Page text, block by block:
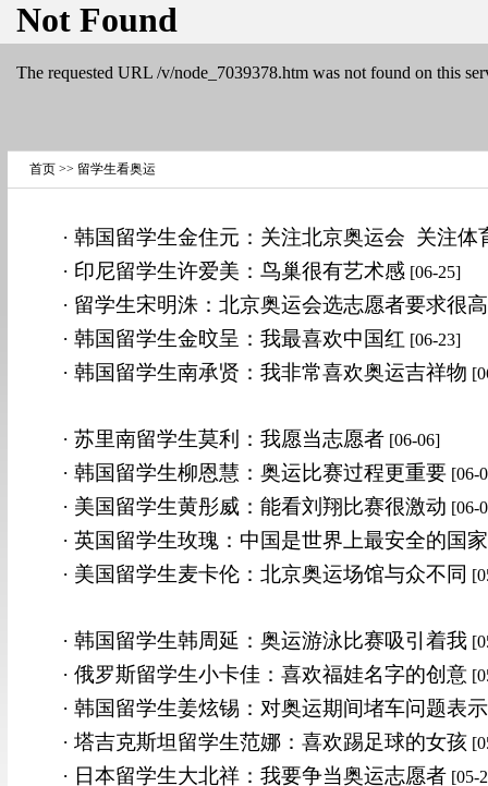
首页 >> 留学生看奥运
· 韩国留学生金住元：关注北京奥运会 关注体
· 印尼留学生许爱美：鸟巢很有艺术感 [06-25]
· 留学生宋明洙：北京奥运会选志愿者要求很高
· 韩国留学生金旼呈：我最喜欢中国红 [06-23]
· 韩国留学生南承贤：我非常喜欢奥运吉祥物
· 苏里南留学生莫利：我愿当志愿者 [06-06]
· 韩国留学生柳恩慧：奥运比赛过程更重要 [06-
· 美国留学生黄彤威：能看刘翔比赛很激动 [06-
· 英国留学生玫瑰：中国是世界上最安全的国家
· 美国留学生麦卡伦：北京奥运场馆与众不同
· 韩国留学生韩周延：奥运游泳比赛吸引着我
· 俄罗斯留学生小卡佳：喜欢福娃名字的创意
· 韩国留学生姜炫锡：对奥运期间堵车问题表
· 塔吉克斯坦留学生范娜：喜欢踢足球的女孩
· 日本留学生大北祥：我要争当奥运志愿者 [05-